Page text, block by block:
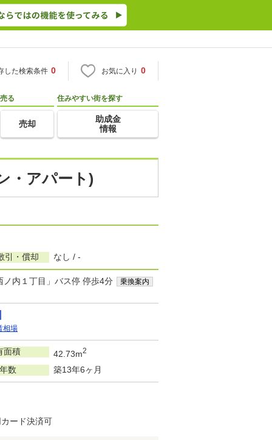
した検索条件 0 お気に入り 0
売る
売却
住みやすい街を探す
助成金
情報
・アパート)
引・償却 なし / -
ノ内１丁目」バス停 停歩4分
乗換案内
相場
面積 42.73m2
数 築13年6ヶ月
ード決済可